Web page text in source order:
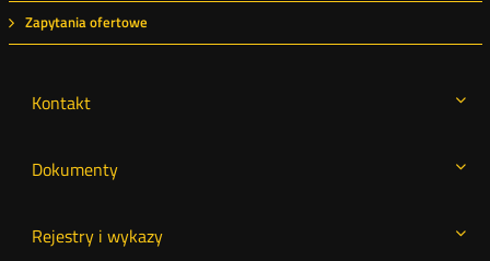
Zapytania ofertowe
Kontakt
Dokumenty
Rejestry i wykazy